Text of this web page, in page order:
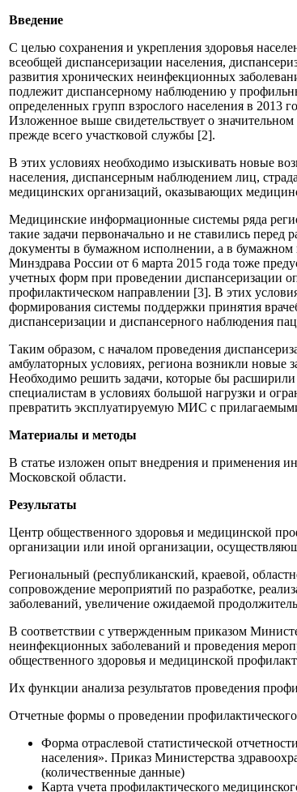
Введение
С целью сохранения и укрепления здоровья
всеобщей диспансеризации населения,
развития хронических неинфекционных
подлежит диспансерному наблюдению у
определенных групп взрослого населения в
Изложенное выше свидетельствует о
прежде всего участковой службы [2].
В этих условиях необходимо изыскивать новые
населения, диспансерным наблюдением лиц,
медицинских организаций, оказывающих
Медицинские информационные системы ряда
такие задачи первоначально и не ставились
документы в бумажном исполнении, а в бумажном
Минздрава России от 6 марта 2015 года тоже
учетных форм при проведении диспансеризации
профилактическом направлении [3]. В этих
формирования системы поддержки принятия
диспансеризации и диспансерного наблюдения
Таким образом, с началом проведения
амбулаторных условиях, региона возникли новые
Необходимо решить задачи, которые бы
специалистам в условиях большой нагрузки и
превратить эксплуатируемую МИС с
Материалы и методы
В статье изложен опыт внедрения и применения
Московской области.
Результаты
Центр общественного здоровья и медицинской
организации или иной организации,
Региональный (республиканский, краевой,
сопровождение мероприятий по разработке,
заболеваний, увеличение ожидаемой
В соответствии с утвержденным приказом
неинфекционных заболеваний и проведения
общественного здоровья и медицинской
Их функции анализа результатов проведения
Отчетные формы о проведении
Форма отраслевой статистической
населения». Приказ Министерства
(количественные данные)
Карта учета профилактического